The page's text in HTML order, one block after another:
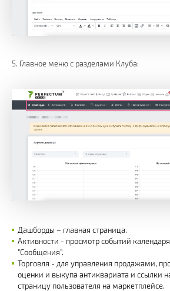
5. Главное меню с разделами Клуба:
Дашборды – главная страница.
Активности - просмотр событий
"Сообщения".
Торговля - для управления продажами,
оценки и выкупа антиквариата и ссылки
страницу пользователя на маркетплейсе.